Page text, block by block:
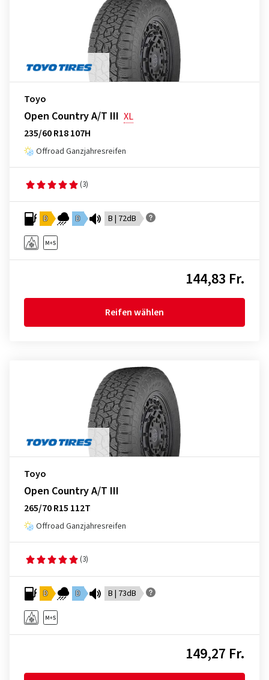
Toyo
Open Country A/T III XL
235/60 R18 107H
Offroad Ganzjahresreifen
(3)
D D B | 72dB
144,83 Fr.
Reifen wählen
Toyo
Open Country A/T III
265/70 R15 112T
Offroad Ganzjahresreifen
(3)
D D B | 73dB
149,27 Fr.